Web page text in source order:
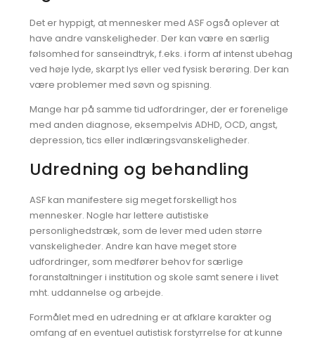
Det er hyppigt, at mennesker med ASF også oplever at
have andre vanskeligheder. Der kan være en særlig
følsomhed for sanseindtryk, f.eks. i form af intenst ubehag
ved høje lyde, skarpt lys eller ved fysisk berøring. Der kan
være problemer med søvn og spisning.
Mange har på samme tid udfordringer, der er forenelige
med anden diagnose, eksempelvis ADHD, OCD, angst,
depression, tics eller indlæringsvanskeligheder.
Udredning og behandling
ASF kan manifestere sig meget forskelligt hos
mennesker. Nogle har lettere autistiske
personlighedstræk, som de lever med uden større
vanskeligheder. Andre kan have meget store
udfordringer, som medfører behov for særlige
foranstaltninger i institution og skole samt senere i livet
mht. uddannelse og arbejde.
Formålet med en udredning er at afklare karakter og
omfang af en eventuel autistisk forstyrrelse for at kunne